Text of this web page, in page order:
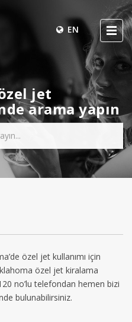
EN
jet
arama yapın
özel jet kullanımı için
özel jet kiralama
no’lu telefondan hemen bizi
bulunabilirsiniz.